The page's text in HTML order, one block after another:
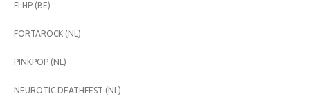
FI:HP (BE)
FORTAROCK (NL)
PINKPOP (NL)
NEUROTIC DEATHFEST (NL)